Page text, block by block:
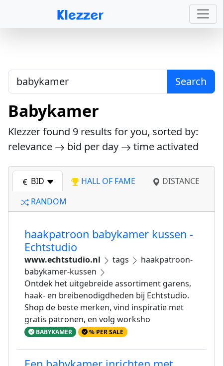
Search
Babykamer
Klezzer found 9 results for you, sorted by:
relevance
bid per day time activated
BID HALL OF FAME
DISTANCE
RANDOM
haakpatroon babykamer kussen -
Echtstudio
www.echtstudio.nl tags
haakpatroon-
babykamer-kussen
Ontdek het uitgebreide assortiment garens,
haak- en breibenodigdheden bij Echtstudio.
Shop de beste merken, vind inspiratie met
gratis patronen, en volg worksho
BABYKAMER % PER SALE